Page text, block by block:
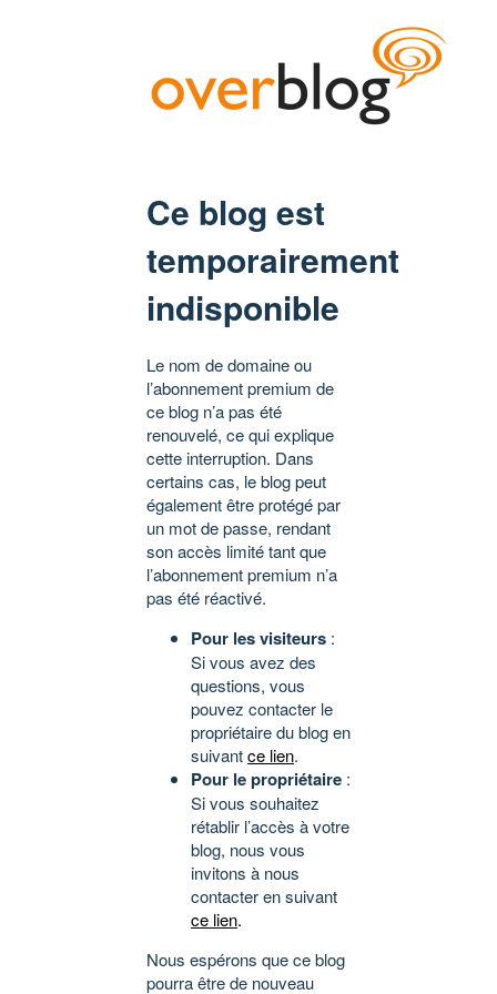
Ce blog est
temporairement
indisponible
Le nom de domaine ou
l’abonnement premium de
ce blog n’a pas été
renouvelé, ce qui explique
cette interruption. Dans
certains cas, le blog peut
également être protégé par
un mot de passe, rendant
son accès limité tant que
l’abonnement premium n’a
pas été réactivé.
Pour les visiteurs :
Si vous avez des
questions, vous
pouvez contacter le
propriétaire du blog en
suivantce lien.
Pour le propriétaire :
Si vous souhaitez
rétablir l’accès à votre
blog, nous vous
invitons à nous
contacter en suivant
ce lien.
Nous espérons que ce blog
pourra être de nouveau